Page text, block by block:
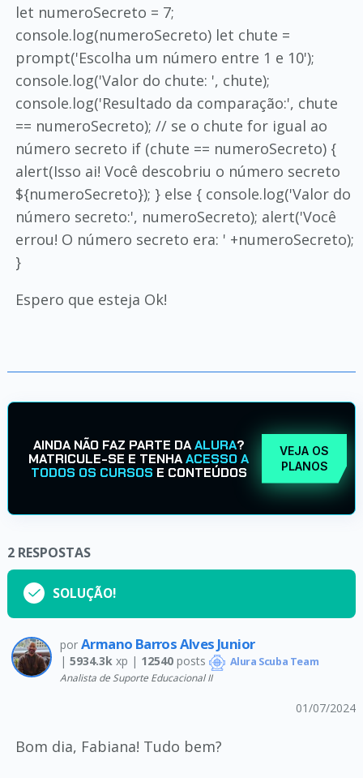
let numeroSecreto = 7;
console.log(numeroSecreto) let chute =
prompt('Escolha um número entre 1 e 10');
console.log('Valor do chute: ', chute);
console.log('Resultado da comparação:', chute
== numeroSecreto); // se o chute for igual ao
número secreto if (chute == numeroSecreto) {
alert(Isso ai! Você descobriu o número secreto
${numeroSecreto}); } else { console.log('Valor do
número secreto:', numeroSecreto); alert('Você
errou! O número secreto era: ' +numeroSecreto);
}
Espero que esteja Ok!
AINDA NÃO FAZ PARTE DAALURA?
MATRICULE-SE E TENHAACESSO A
TODOS OS CURSOS E CONTEÚDOS
VEJA OS
PLANOS
2 RESPOSTAS
SOLUÇÃO!
por Armano Barros Alves Junior
| 5934.3kxp | 12540posts Alura Scuba Team
Analista de Suporte Educacional II
01/07/2024
Bom dia, Fabiana! Tudo bem?